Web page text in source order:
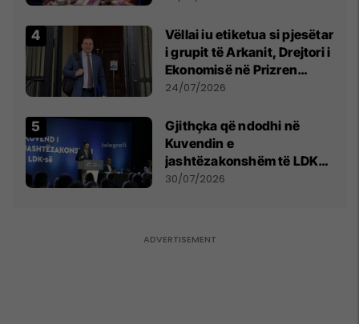
Vëllai iu etiketua si pjesëtar
i grupit të Arkanit, Drejtori i
Ekonomisë në Prizren
mohon pretendimet
24/07/2026
Gjithçka që ndodhi në
Kuvendin e
jashtëzakonshëm të LDK-
së
30/07/2026